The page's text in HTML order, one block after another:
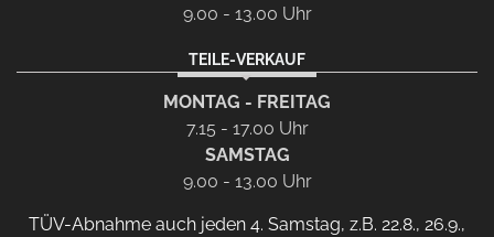
9.00 - 13.00 Uhr
TEILE-VERKAUF
MONTAG - FREITAG
7.15 - 17.00 Uhr
SAMSTAG
9.00 - 13.00 Uhr
TÜV-Abnahme auch jeden 4. Samstag, z.B. 22.8., 26.9.,